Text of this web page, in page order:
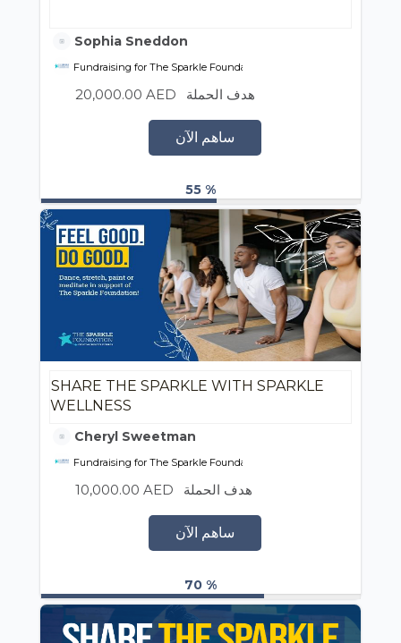
Sophia Sneddon
Fundraising for The Sparkle Foundation
هدف الحملة 20,000.00 AED
ساهم الآن
55 %
SHARE THE SPARKLE WITH SPARKLE
WELLNESS
Cheryl Sweetman
Fundraising for The Sparkle Foundation
هدف الحملة 10,000.00 AED
ساهم الآن
70 %